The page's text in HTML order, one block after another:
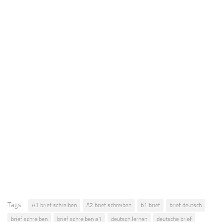
Tags: A1 brief schreiben A2 brief schreiben b1 brief
brief deutsch
brief schreiben
brief schreiben a1 deutsch lernen deutsche brief